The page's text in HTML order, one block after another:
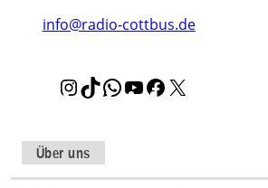
info@radio-cottbus.de
I
t
a
T
o
W
s
Y
u
F
b
Über uns